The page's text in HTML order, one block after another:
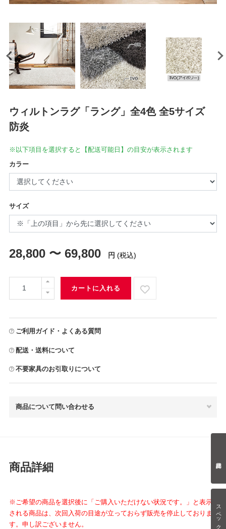
スペック情報
ウィルトンラグ「ラング」全4色 全5サイズ
防炎
※以下項目を選択すると【配送可能日】の目安が表示されます
カラー
サイズ
28,800 〜 69,800 円 (税込)
カートに入れる
ご利用ガイド・よくある質問
配送・送料について
不要家具のお引取りについて
商品について問い合わせる
商品詳細
※ご希望の商品を選択後に「ご購入いただけない状況です。」と表示
される商品は、次回入荷の目途が立っておらず販売を停止しておりま
す。申し訳ございません。